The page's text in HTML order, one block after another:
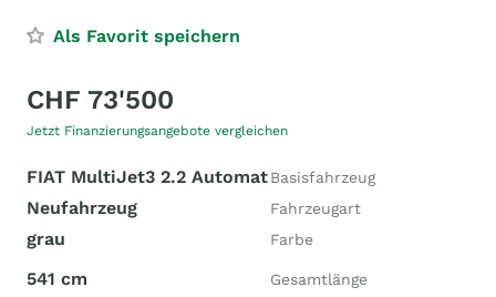
Als Favorit speichern
CHF 73'500
Jetzt Finanzierungsangebote vergleichen
FIAT MultiJet3 2.2 AutomatBasisfahrzeug
Neufahrzeug Fahrzeugart
grau Farbe
541 cm Gesamtlänge